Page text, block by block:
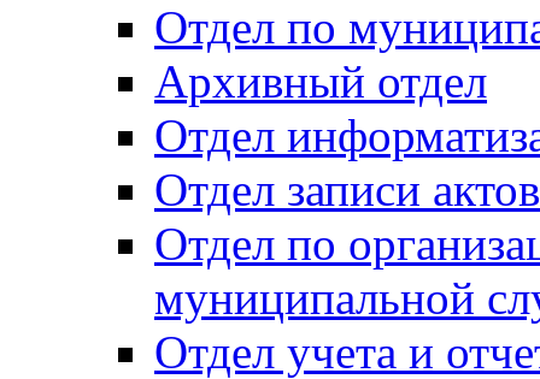
Отдел по
Архивный отдел
Отдел
Отдел записи
Отдел по
муниципальной
Отдел учета и